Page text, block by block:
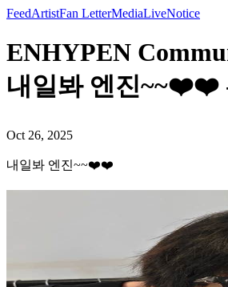
FeedArtistFan LetterMediaLiveNotice
ENHYPEN
내일봐 엔진~~❤️❤️
Oct 26, 2025
내일봐 엔진~~❤️❤️